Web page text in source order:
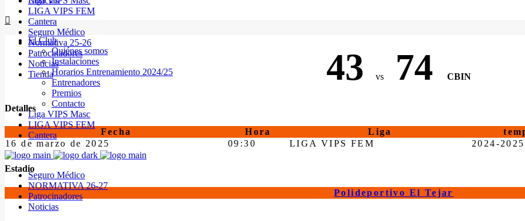
El Club
Quiénes somos
Instalaciones
Horarios Entrenamiento 2024/25
Entrenadores
Premios
Contacto
Liga VIPS Masc
LIGA VIPS FEM
Cantera
Seguro Médico
NORMATIVA 26-27
Patrocinadores
Noticias
LIGA VIPS FEM
Cantera
Seguro Médico
Normativa 25-26
Patrocinadores
Noticias
Tienda
43 vs 74 CBIN
Detalles
Fecha Hora Liga
16 de marzo de 2025
09:30 LIGA VIPS FEM 2024-2025
Estadio
Polideportivo El Tejar